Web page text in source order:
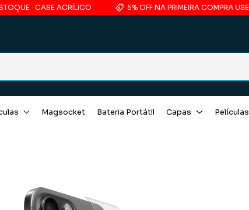
ACRÍLICO 5% OFF NA PRIMEIRA COMPRA USE CUPOM5
Magsocket Bateria Portátil Capas Películas